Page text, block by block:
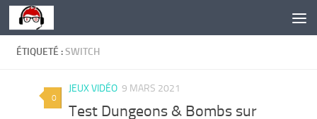
Skip to content
ÉTIQUETÉ :SWITCH
0
JEUX VIDÉO 9 MARS 2021
Test Dungeons & Bombs sur